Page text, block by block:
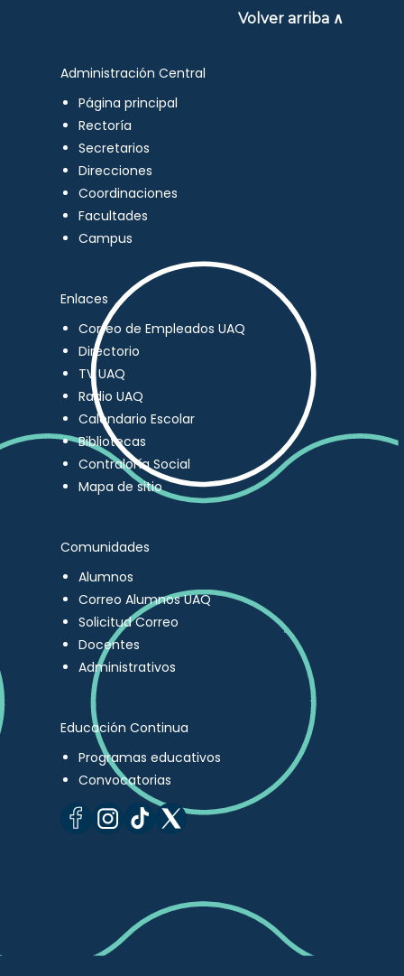
Volver arriba ∧
Administración Central
Página principal
Rectoría
Secretarios
Direcciones
Coordinaciones
Facultades
Campus
Enlaces
Correo de Empleados UAQ
Directorio
TV UAQ
Radio UAQ
Calendario Escolar
Bibliotecas
Contraloría Social
Mapa de sitio
Comunidades
Alumnos
Correo Alumnos UAQ
Solicitud Correo
Docentes
Administrativos
Educación Continua
Programas educativos
Convocatorias